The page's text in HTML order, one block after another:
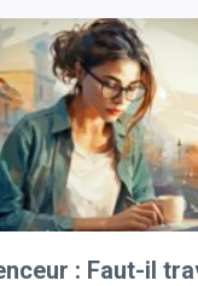
: Faut-il